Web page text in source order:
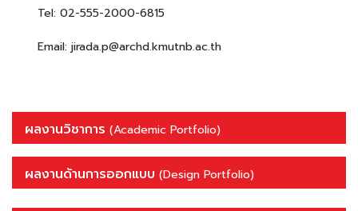
Tel: 02-555-2000-6815
Email: jirada.p@archd.kmutnb.ac.th
ผลงานวิชาการ (Academic Portfolio)
ผลงานด้านการออกแบบ (Design Portfolio)